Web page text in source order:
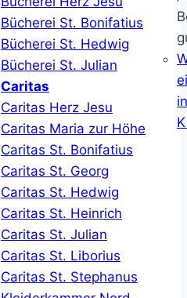
Bücherei St. Bonifatius
Bücherei St. Hedwig
Bücherei St. Julian
Caritas
Caritas Herz Jesu
Caritas Maria zur Höhe
Caritas St. Bonifatius
Caritas St. Georg
Caritas St. Hedwig
Caritas St. Heinrich
Caritas St. Julian
Caritas St. Liborius
Caritas St. Stephanus